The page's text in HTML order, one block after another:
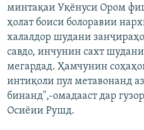
минтақаи Уқёнуси Ором
ҳолат боиси болоравии
халалдор шудани
савдо, инчунин сахт
мегардад. Ҳамчунин
интиқоли пул метавонанд
бинанд",-омадааст дар
Осиёии Рушд.